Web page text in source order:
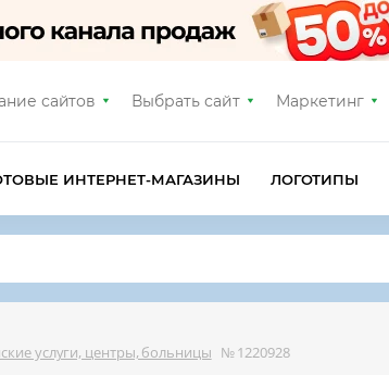
сайтов Выбрать сайт Маркетинг
ИНТЕРНЕТ-МАГАЗИНЫ ЛОГОТИПЫ
услуги, центры, больницы № 1220928